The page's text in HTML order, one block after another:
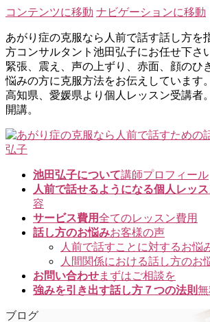
コンテンツに移動 ナビゲーションに移動
あがり症の克服なら人前で話す話し方を
方コンサルタント池田弘子にお任せ下さ
緊張、震え、声の上ずり、赤面、顔のひ
悩みの方に克服方法をお伝えしています
高知県、愛媛県より個人レッスン受講者
開講。
池田弘子について講師プロフィール
人前で話せるようになる個人レッ
容
サービス費用全てのレッスン費用
話し方のお悩みお客様の声
人前で話すことに対するお悩
人間関係における話し方のお
お問い合わせまずはご相談を
強みを引き出す話し方７つの法則
ブログ